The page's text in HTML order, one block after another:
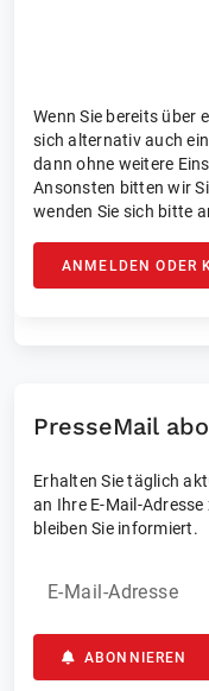
Wenn Sie bereits über
sich alternativ auch
dann ohne weitere
Ansonsten bitten wir
wenden Sie sich bitte
ANMELDEN ODER
PresseMail
Erhalten Sie täglich
an Ihre E-Mail-
bleiben Sie informiert.
E-Mail-Adresse
ABONNIEREN